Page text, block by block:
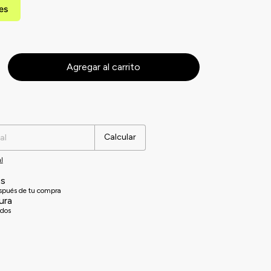
Calcular
de tu compra